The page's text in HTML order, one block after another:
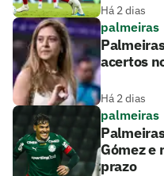
Há 2 dias
palmeiras
acertos
Há 2 dias
palmeiras
Gómez e
prazo